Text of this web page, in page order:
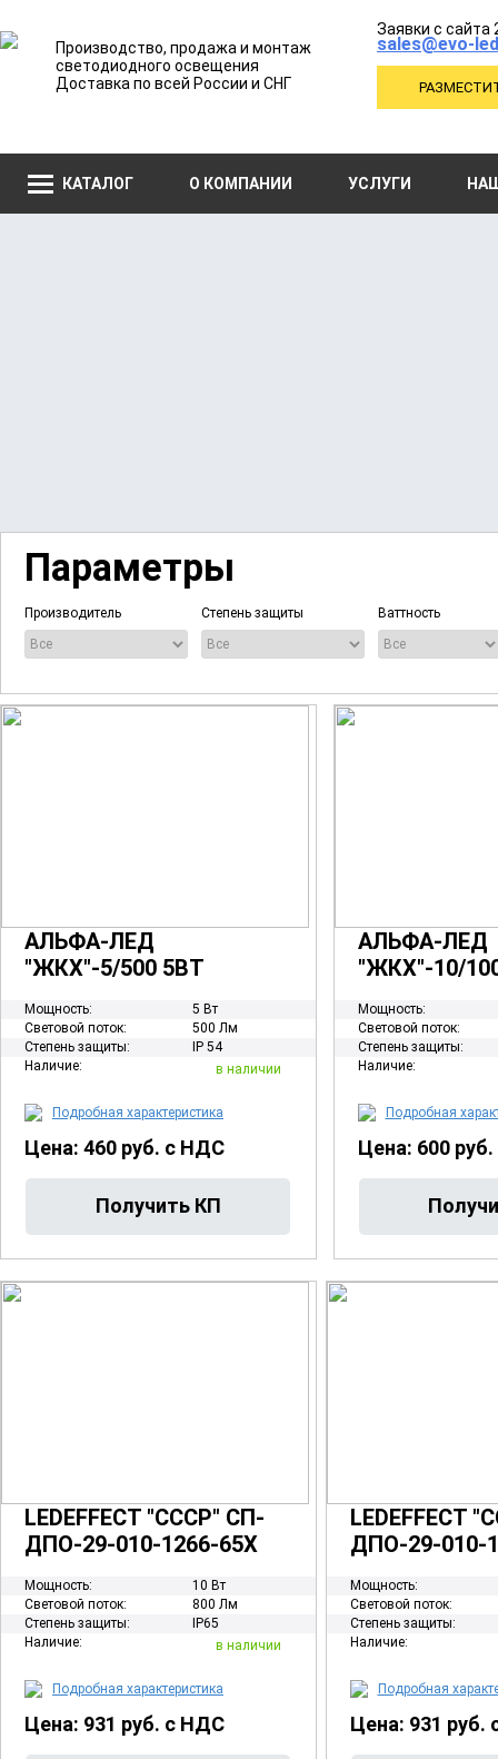
Производство, продажа и монтаж
светодиодного освещения
Доставка по всей России и СНГ
Заявки с сайта
sales@evo-
КАТАЛОГ О КОМПАНИИ УСЛУГИ
Параметры
Производитель Степень защиты Ваттность
АЛЬФА-ЛЕД
"ЖКХ"-5/500 5ВТ
Мощность:
5 Вт
Световой поток:
500 Лм
Степень защиты:
IP 54
Наличие:
в наличии
Подробная характеристика
Цена: 460 руб. с НДС
АЛЬФА-ЛЕД
"ЖКХ"-10/
Мощность:
Световой поток:
Степень защиты:
Наличие:
Подробная
Цена: 600
LEDEFFECT "СССР" СП-
ДПО-29-010-1266-65Х
Мощность:
10 Вт
Световой поток:
800 Лм
Степень защиты:
IP65
Наличие:
в наличии
Подробная характеристика
Цена: 931 руб. с НДС
LEDEFFECT
ДПО-29-010-
Мощность:
Световой поток:
Степень защиты:
Наличие:
Подробная
Цена: 931 руб.